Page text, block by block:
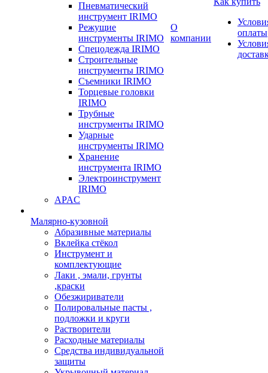
Пневматический
инструмент IRIMO
Режущие
инструменты IRIMO
Спецодежда IRIMO
Строительные
инструменты IRIMO
Съемники IRIMO
Торцевые головки
IRIMO
Трубные
инструменты IRIMO
Ударные
инструменты IRIMO
Хранение
инструмента IRIMO
Электроинструмент
IRIMO
APAC
Малярно-кузовной
Абразивные материалы
Вклейка стёкол
Инструмент и
комплектующие
Лаки , эмали, грунты
,краски
Обезжириватели
Полировальные пасты ,
подложки и круги
Растворители
Расходные материалы
Средства индивидуальной
защиты
О
компании
оплаты